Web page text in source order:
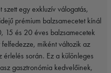
egy exkluzív válogatás,
prémium balzsamecetet kínál
15 és 20 éves balzsamecetek
miként változik az
során. Ez a különleges
gasztronómia kedvelőinek,